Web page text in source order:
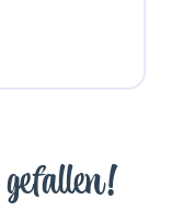
gefallen!